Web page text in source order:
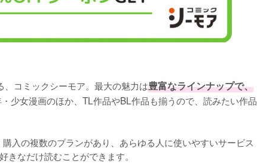
コミックシーモア。最大の魅力は豊富なラインナップで、
少女漫画のほか、TL作品やBL作品も揃うので、読みたい作品
入の複数のプランがあり、あらゆる人に使いやすいサービス
なだけ読むことができます。